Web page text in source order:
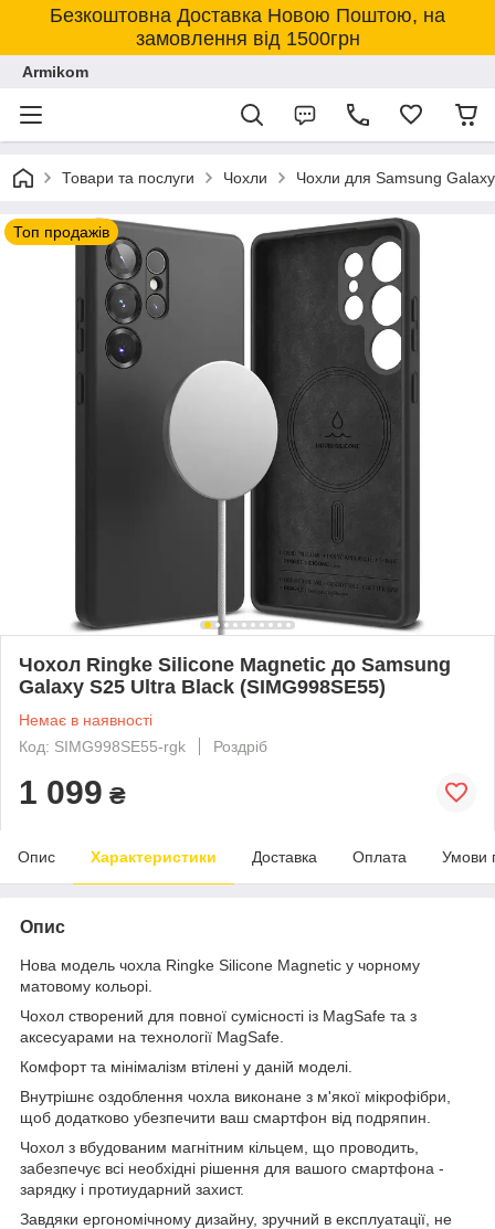
Безкоштовна Доставка Новою Поштою, на
замовлення від 1500грн
Armikom
Товари та послуги Чохли Чохли для Samsung Galaxy
Топ продажів
Чохол Ringke Silicone Magnetic до Samsung
Galaxy S25 Ultra Black (SIMG998SE55)
Немає в наявності
Код: SIMG998SE55-rgk
Роздріб
1 099 ₴
Опис Характеристики Доставка Оплата Умови
Опис
Нова модель чохла Ringke Silicone Magnetic у чорному
матовому кольорі.
Чохол створений для повної сумісності із MagSafe та з
аксесуарами на технології MagSafe.
Комфорт та мінімалізм втілені у даній моделі.
Внутрішнє оздоблення чохла виконане з м'якої мікрофібри,
щоб додатково убезпечити ваш смартфон від подряпин.
Чохол з вбудованим магнітним кільцем, що проводить,
забезпечує всі необхідні рішення для вашого смартфона -
зарядку і протиударний захист.
Завдяки ергономічному дизайну, зручний в експлуатації, не